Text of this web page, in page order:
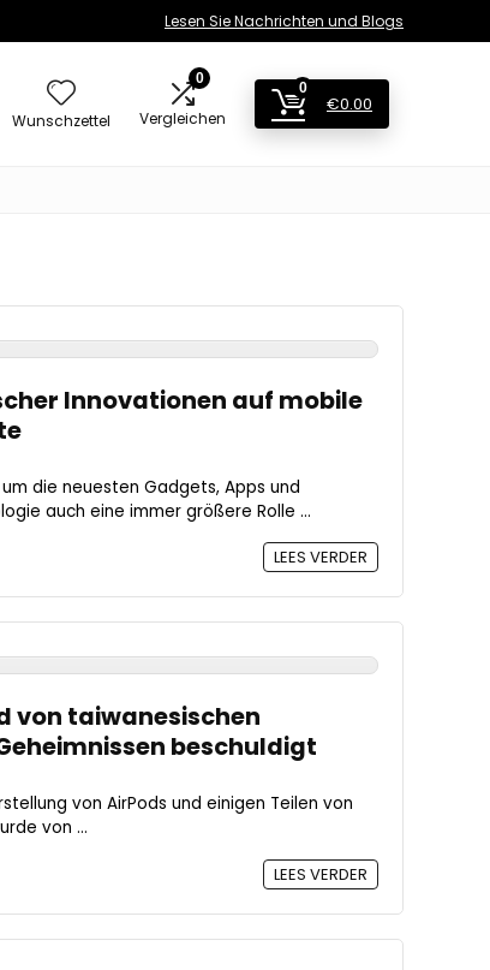
Lesen Sie Nachrichten und Blogs
Wunschzettel
0
Vergleichen
0
€0.00
Innovationen auf mobile
die neuesten Gadgets, Apps und
auch eine immer größere Rolle ...
LEES VERDER
von taiwanesischen
beschuldigt
von AirPods und einigen Teilen von
von ...
LEES VERDER